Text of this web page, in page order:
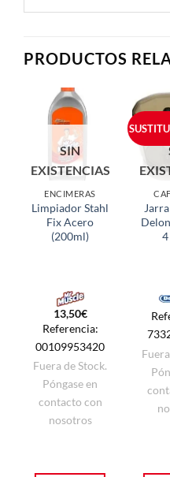
PRODUCTOS
SIN
EXISTENCIAS
ENCIMERAS
Limpiador Stahl
Fix Acero
(200ml)
13,50€
Referencia:
00109953420
Fuera de Stock.
Póngase en
contacto con
nosotros
4